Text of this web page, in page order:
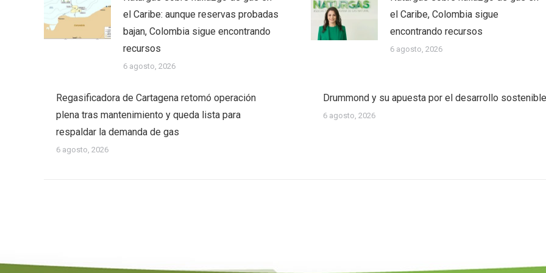
el Caribe: aunque reservas probadas
bajan, Colombia sigue encontrando
recursos
6 agosto, 2026
el Caribe, Colombia sigue
encontrando recursos
6 agosto, 2026
Regasificadora de Cartagena retomó operación
plena tras mantenimiento y queda lista para
respaldar la demanda de gas
6 agosto, 2026
Drummond y su apuesta por el desarrollo sostenible
6 agosto, 2026